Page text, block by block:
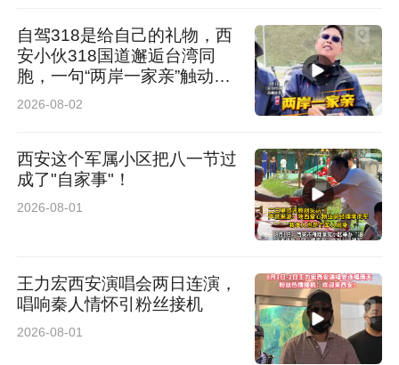
自驾318是给自己的礼物，西
安小伙318国道邂逅台湾同
胞，一句“两岸一家亲”触动人
心
2026-08-02
西安这个军属小区把八一节过
成了"自家事"！
2026-08-01
王力宏西安演唱会两日连演，
唱响秦人情怀引粉丝接机
2026-08-01